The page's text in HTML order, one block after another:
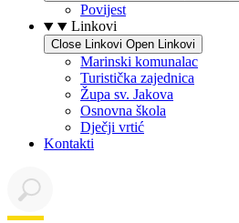
Povijest
Linkovi
Close Linkovi Open Linkovi
Marinski komunalac
Turistička zajednica
Župa sv. Jakova
Osnovna škola
Dječji vrtić
Kontakti